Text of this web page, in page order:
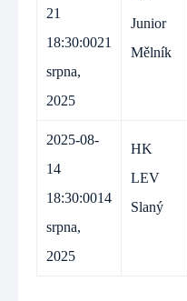
21
18:30:0021
srpna,
2025
Junior
Mělník
2025-08-
14
18:30:0014
srpna,
2025
HK
LEV
Slaný